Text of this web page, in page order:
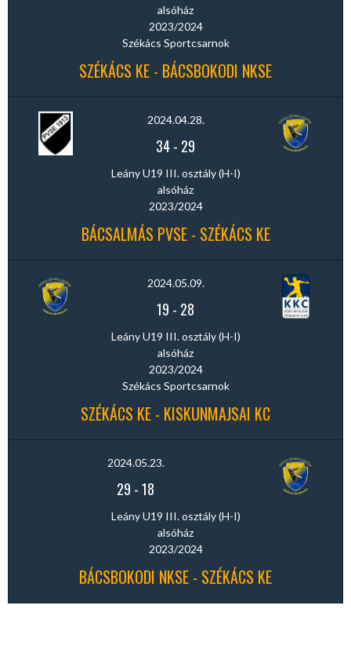
alsóház
2023/2024
Székács Sportcsarnok
SZÉKÁCS KE - BÁCSBOKODI NKSE
2024.04.28.
34- 29
Leány U19 III. osztály (H-I)
alsóház
2023/2024
BÁCSALMÁS PVSE - SZÉKÁCS KE
2024.05.09.
19 - 28
Leány U19 III. osztály (H-I)
alsóház
2023/2024
Székács Sportcsarnok
SZÉKÁCS KE - KISKUNMAJSAI KC
2024.05.23.
29 -18
Leány U19 III. osztály (H-I)
alsóház
2023/2024
BÁCSBOKODI NKSE - SZÉKÁCS KE